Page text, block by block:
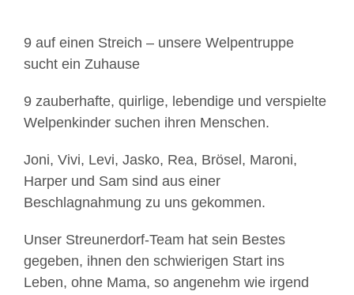
9 auf einen Streich – unsere Welpentruppe
sucht ein Zuhause
9 zauberhafte, quirlige, lebendige und verspielte
Welpenkinder suchen ihren Menschen.
Joni, Vivi, Levi, Jasko, Rea, Brösel, Maroni,
Harper und Sam sind aus einer
Beschlagnahmung zu uns gekommen.
Unser Streunerdorf-Team hat sein Bestes
gegeben, ihnen den schwierigen Start ins
Leben, ohne Mama, so angenehm wie irgend